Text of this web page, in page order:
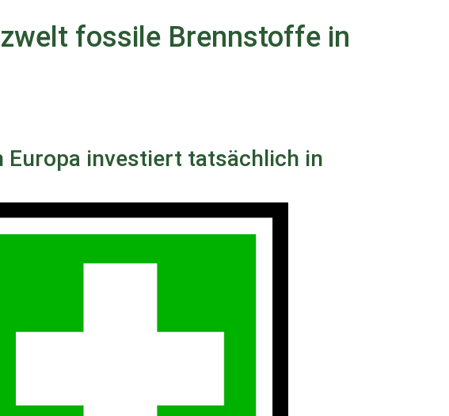
fossile Brennstoffe in
Europa investiert tatsächlich in